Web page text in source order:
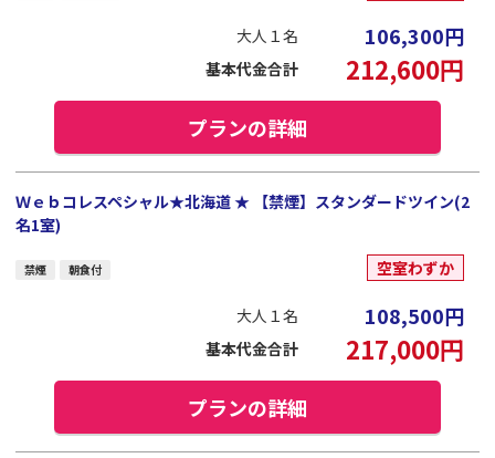
大人１名 106,300円
基本代金合計 212,600円
プランの詳細
Ｗｅｂコレスペシャル★北海道 ★ 【禁煙】スタンダードツイン(2
名1室)
禁煙 朝食付 空室わずか
大人１名 108,500円
基本代金合計 217,000円
プランの詳細